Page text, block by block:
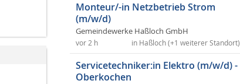
Monteur/-in Netzbetrieb Strom
(m/w/d)
Gemeindewerke Haßloch GmbH
in Haßloch (+1 weiterer Standort)
vor 2 h
Servicetechniker:in Elektro (m/w/d) -
Oberkochen